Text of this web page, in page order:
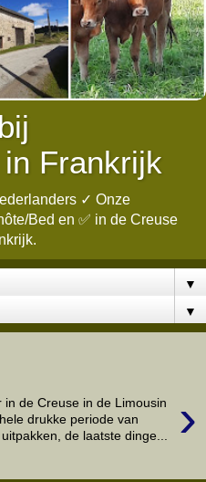
Frankrijk
✓ Onze
Bed en ✅ in de Creuse
▼
▼
›
de Creuse in de Limousin
drukke periode van
de laatste dinge...